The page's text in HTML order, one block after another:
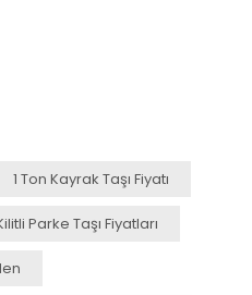
1 Ton Kayrak Taşı Fiyatı
Parke Taşı Fiyatları